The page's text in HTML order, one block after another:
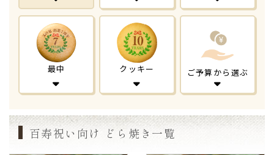
最中 クッキー ご予算から選ぶ
百寿祝い向け どら焼き一覧